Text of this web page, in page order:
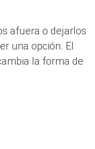
afuera o dejarlos
una opción. El
la forma de